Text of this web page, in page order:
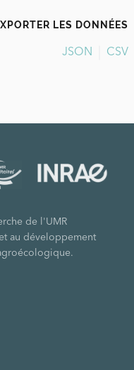
LES DONNÉES
JSON CSV
de l'UMR
au développement